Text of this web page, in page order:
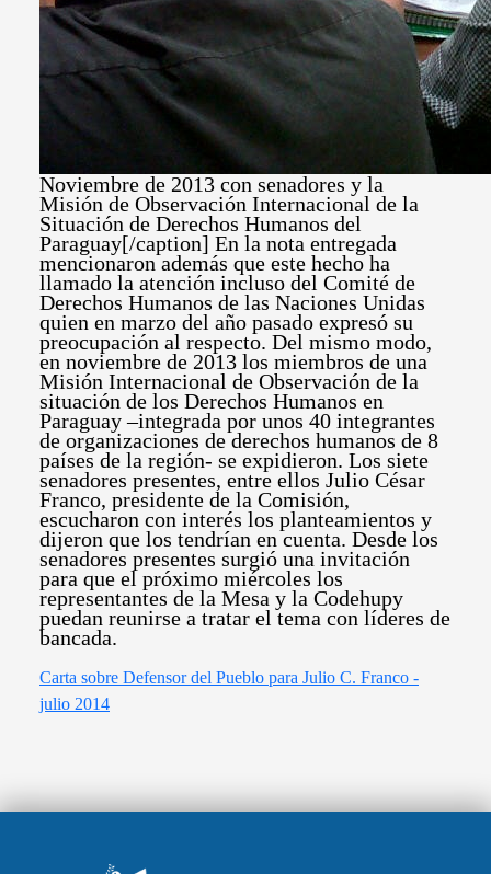
Noviembre de 2013 con senadores y la
Misión de Observación Internacional de la
Situación de Derechos Humanos del
Paraguay[/caption] En la nota entregada
mencionaron además que este hecho ha
llamado la atención incluso del Comité de
Derechos Humanos de las Naciones Unidas
quien en marzo del año pasado expresó su
preocupación al respecto. Del mismo modo,
en noviembre de 2013 los miembros de una
Misión Internacional de Observación de la
situación de los Derechos Humanos en
Paraguay –integrada por unos 40 integrantes
de organizaciones de derechos humanos de 8
países de la región- se expidieron. Los siete
senadores presentes, entre ellos Julio César
Franco, presidente de la Comisión,
escucharon con interés los planteamientos y
dijeron que los tendrían en cuenta. Desde los
senadores presentes surgió una invitación
para que el próximo miércoles los
representantes de la Mesa y la Codehupy
puedan reunirse a tratar el tema con líderes de
bancada.
Carta sobre Defensor del Pueblo para Julio C. Franco -
julio 2014